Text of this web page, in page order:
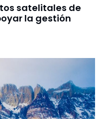
satelitales de
la gestión